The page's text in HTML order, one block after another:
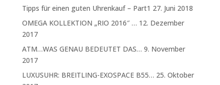
Tipps für einen guten Uhrenkauf – Part1 27. Juni 2018
OMEGA KOLLEKTION „RIO 2016″ … 12. Dezember
2017
ATM…WAS GENAU BEDEUTET DAS… 9. November
2017
LUXUSUHR: BREITLING-EXOSPACE B55… 25. Oktober